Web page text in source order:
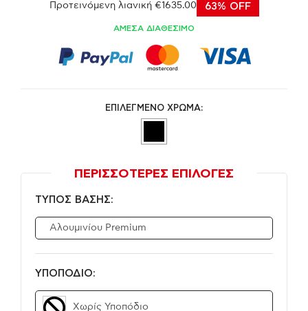
Προτεινόμενη λιανική €1635.00 63% OFF
ΑΜΕΣΑ ΔΙΑΘΕΣΙΜΟ
ΕΠΙΛΕΓΜΕΝΟ ΧΡΩΜΑ:
ΠΕΡΙΣΣΟΤΕΡΕΣ ΕΠΙΛΟΓΕΣ
ΤΥΠΟΣ ΒΑΣΗΣ:
Αλουμινίου Premium
ΥΠΟΠΟΔΙΟ:
Χωρίς Υποπόδιο